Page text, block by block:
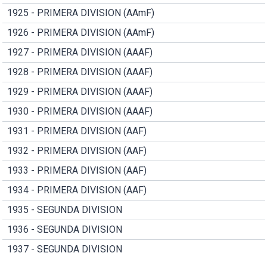
1925 - PRIMERA DIVISION (AAmF)
1926 - PRIMERA DIVISION (AAmF)
1927 - PRIMERA DIVISION (AAAF)
1928 - PRIMERA DIVISION (AAAF)
1929 - PRIMERA DIVISION (AAAF)
1930 - PRIMERA DIVISION (AAAF)
1931 - PRIMERA DIVISION (AAF)
1932 - PRIMERA DIVISION (AAF)
1933 - PRIMERA DIVISION (AAF)
1934 - PRIMERA DIVISION (AAF)
1935 - SEGUNDA DIVISION
1936 - SEGUNDA DIVISION
1937 - SEGUNDA DIVISION